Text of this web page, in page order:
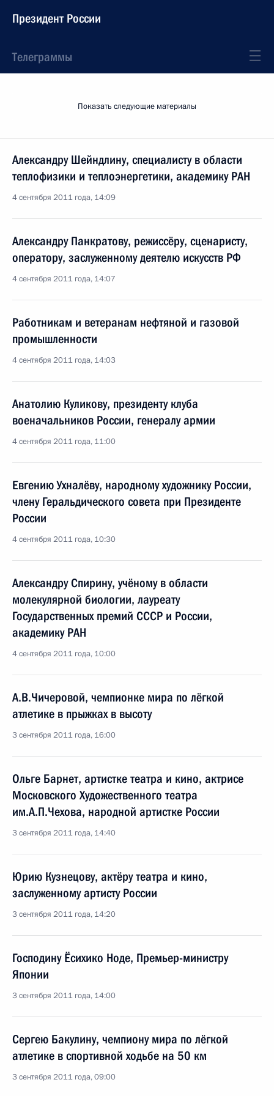
Президент России
Телеграммы
Показать следующие материалы
Александру Шейндлину, специалисту в области
теплофизики и теплоэнергетики, академику РАН
4 сентября 2011 года, 14:09
Александру Панкратову, режиссёру, сценаристу,
оператору, заслуженному деятелю искусств РФ
4 сентября 2011 года, 14:07
Работникам и ветеранам нефтяной и газовой
промышленности
4 сентября 2011 года, 14:03
Анатолию Куликову, президенту клуба
военачальников России, генералу армии
4 сентября 2011 года, 11:00
Евгению Ухналёву, народному художнику России,
члену Геральдического совета при Президенте
России
4 сентября 2011 года, 10:30
Александру Спирину, учёному в области
молекулярной биологии, лауреату
Государственных премий СССР и России,
академику РАН
4 сентября 2011 года, 10:00
А.В.Чичеровой, чемпионке мира по лёгкой
атлетике в прыжках в высоту
3 сентября 2011 года, 16:00
Ольге Барнет, артистке театра и кино, актрисе
Московского Художественного театра
им.А.П.Чехова, народной артистке России
3 сентября 2011 года, 14:40
Юрию Кузнецову, актёру театра и кино,
заслуженному артисту России
3 сентября 2011 года, 14:20
Господину Ёсихико Ноде, Премьер-министру
Японии
3 сентября 2011 года, 14:00
Сергею Бакулину, чемпиону мира по лёгкой
атлетике в спортивной ходьбе на 50 км
3 сентября 2011 года, 09:00